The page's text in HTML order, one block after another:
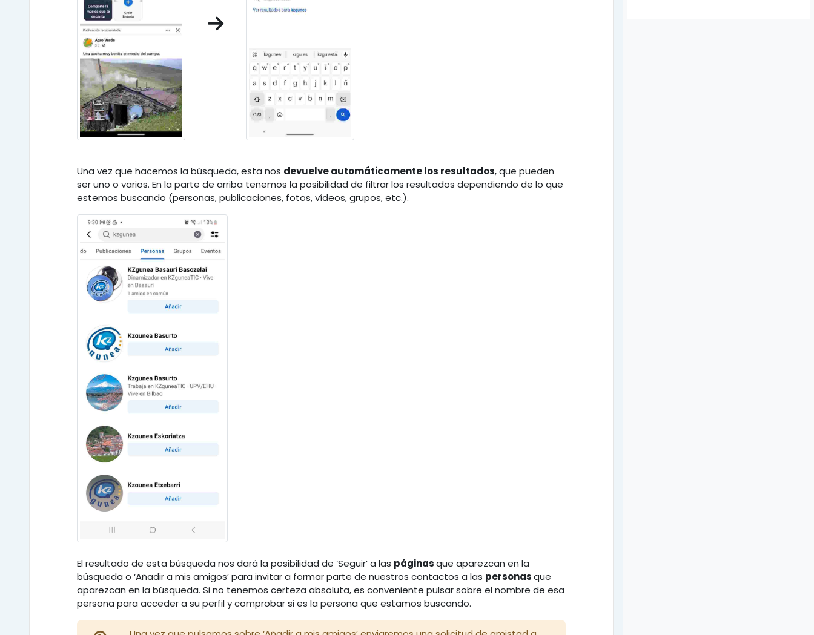
Una vez que hacemos la búsqueda, esta nos devuelve automáticamente los resultados, que pueden
ser uno o varios. En la parte de arriba tenemos la posibilidad de filtrar los resultados dependiendo de lo que
estemos buscando (personas, publicaciones, fotos, vídeos, grupos, etc.).
El resultado de esta búsqueda nos dará la posibilidad de ‘Seguir’ a las páginasque aparezcan en la
búsqueda o ‘Añadir a mis amigos’ para invitar a formar parte de nuestros contactos a las personasque
aparezcan en la búsqueda. Si no tenemos certeza absoluta, es conveniente pulsar sobre el nombre de esa
persona para acceder a su perfil y comprobar si es la persona que estamos buscando.